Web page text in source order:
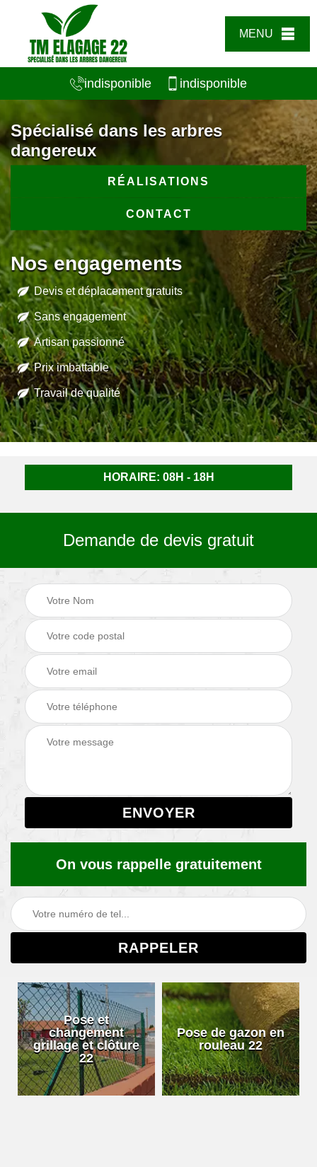
MENU
indisponible indisponible
Spécialisé dans les arbres
dangereux
RÉALISATIONS
CONTACT
Nos engagements
Devis et déplacement gratuits
Sans engagement
Artisan passionné
Prix imbattable
Travail de qualité
HORAIRE: 08H - 18H
Demande de devis gratuit
On vous rappelle gratuitement
Pose et
changement
grillage et clôture
22
Pose de gazon en
rouleau 22